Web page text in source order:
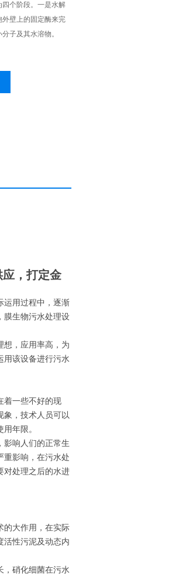
个阶段。一是水解
外壁上的固定酶来完
子及其水溶物。
，打定金
运用过程中，逐渐
膜生物污水处理设
想，应用率高，为
用该设备进行污水
着一些不好的现
象，技术人员可以
年限。
影响人们的正常生
重影响，在污水处
对处理之后的水进
的大作用，在实际
活性污泥及动态内
，硝化细菌在污水